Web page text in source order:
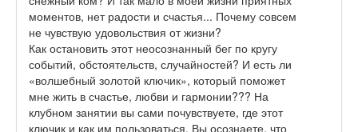
моментов, нет радости и счастья... Почему совсем
не чувствую удовольствия от жизни?
Как остановить этот неосознанный бег по кругу
событий, обстоятельств, случайностей? И есть ли
«волшебный золотой ключик», который поможет
мне жить в счастье, любви и гармонии??? На
клубном занятии вы сами почувствуете, где этот
ключик и как им пользоваться. Вы осознаете, что